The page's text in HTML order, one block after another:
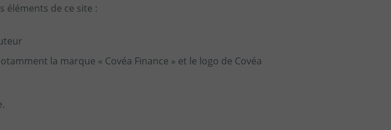
éléments de ce site :
la marque « Covéa Finance » et le logo de Covéa